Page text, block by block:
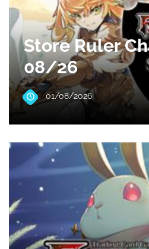
Store Ruler
08/26
01/08/2026